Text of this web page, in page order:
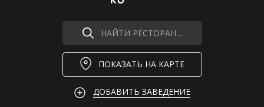
НАЙТИ РЕСТОРАН...
ПОКАЗАТЬ НА КАРТЕ
ДОБАВИТЬ ЗАВЕДЕНИЕ